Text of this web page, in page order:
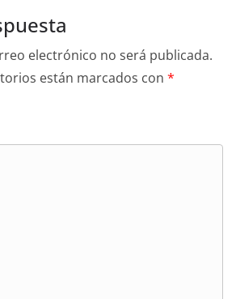
electrónico no será publicada.
están marcados con *